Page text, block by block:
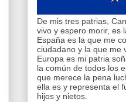
De mis tres patrias,
vivo y espero morir, es
España es la que me
ciudadano y la que me
Europa es mi patria
la común de todos los
que merece la pena
ella es y representa el
hijos y nietos.